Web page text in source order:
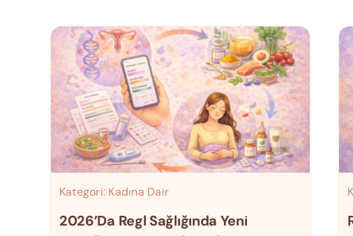
Kategori: Kadına Dair
2026’da Regl Sağlığında Yeni